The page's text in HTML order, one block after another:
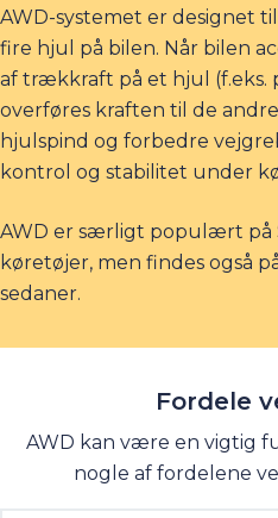
AWD-systemet er designet
fire hjul på bilen. Når bilen
af trækkraft på et hjul (f.eks.
overføres kraften til de
hjulspind og forbedre
kontrol og stabilitet under
AWD er særligt populært på
køretøjer, men findes også
sedaner.
Fordele
AWD kan være en vigtig
nogle af fordelene